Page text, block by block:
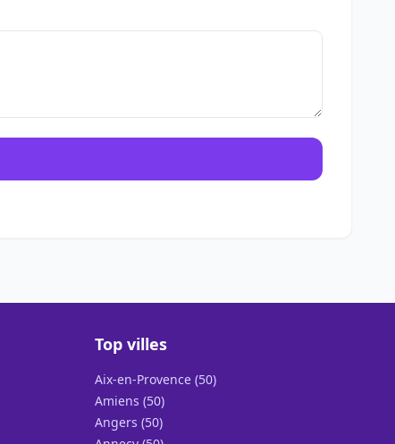
Top villes
Aix-en-Provence (50)
Amiens (50)
Angers (50)